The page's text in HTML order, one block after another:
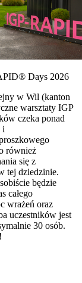
Days 2026
w Wil (kanton
warsztaty IGP
czeka ponad
i
również
się z
tej dziedzinie.
będzie
całego
wrażeń oraz
uczestników jest
30 osób.